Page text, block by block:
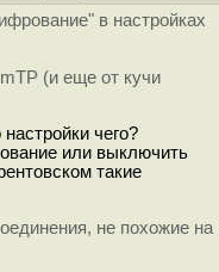
в настройках
(и еще от кучи
чего?
или выключить
такие
не похожие на